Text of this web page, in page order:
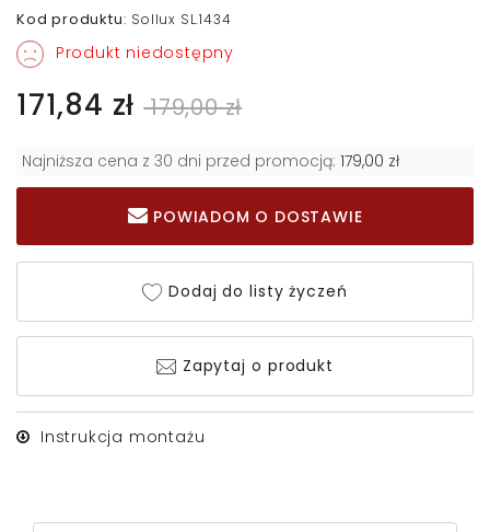
Kod produktu: Sollux SL.1434
Produkt niedostępny
171,84 zł 179,00 zł
Najniższa cena z 30 dni przed promocją: 179,00 zł
POWIADOM O DOSTAWIE
Dodaj do listy życzeń
Zapytaj o produkt
Instrukcja montażu